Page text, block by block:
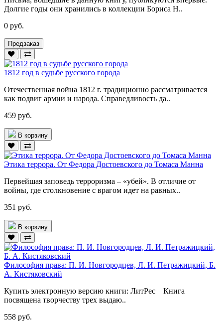
Долгие годы они хранились в коллекции Бориса Н..
0 руб.
Предзаказ
1812 год в судьбе русского города
Отечественная война 1812 г. традиционно рассматривается
как подвиг армии и народа. Справедливость да..
459 руб.
В корзину
Этика террора. От Федора Достоевского до Томаса Манна
Первейшая заповедь терроризма – «убей». В отличие от
войны, где столкновение с врагом идет на равных..
351 руб.
В корзину
Философия права: П. И. Новгородцев, Л. И. Петражицкий, Б.
А. Кистяковский
Купить электронную версию книги: ЛитРес Книга
посвящена творчеству трех выдаю..
558 руб.